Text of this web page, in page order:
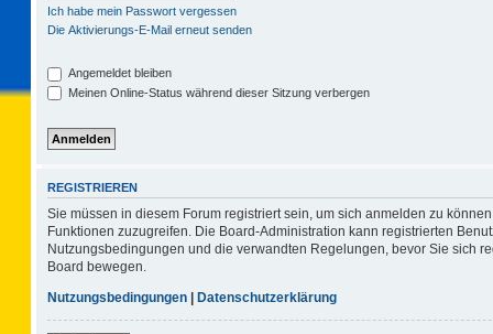
Ich habe mein Passwort vergessen
Die Aktivierungs-E-Mail erneut senden
Angemeldet bleiben
Meinen Online-Status während dieser Sitzung verbergen
REGISTRIEREN
Sie müssen in diesem Forum registriert sein, um sich anmelden zu
Funktionen zuzugreifen. Die Board-Administration kann registrierten
Nutzungsbedingungen und die verwandten Regelungen, bevor Sie sich
Board bewegen.
Nutzungsbedingungen | Datenschutzerklärung